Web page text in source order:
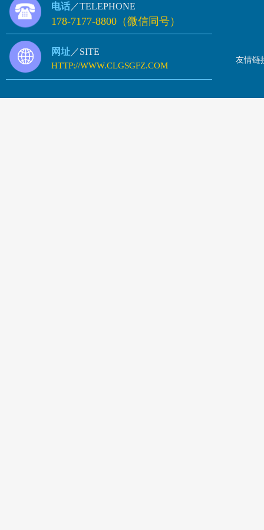
电话 ／TELEPHONE
178-7177-8800（微信同号）
网址 ／SITE
HTTP://WWW.CLGSGFZ.COM
友情链